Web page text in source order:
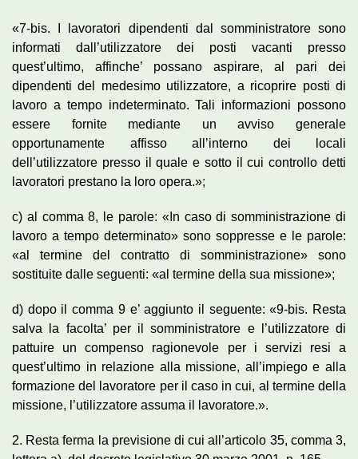
«7-bis. I lavoratori dipendenti dal somministratore sono
informati dall’utilizzatore dei posti vacanti presso
quest’ultimo, affinche’ possano aspirare, al pari dei
dipendenti del medesimo utilizzatore, a ricoprire posti di
lavoro a tempo indeterminato. Tali informazioni possono
essere fornite mediante un avviso generale
opportunamente affisso all’interno dei locali
dell’utilizzatore presso il quale e sotto il cui controllo detti
lavoratori prestano la loro opera.»;
c) al comma 8, le parole: «In caso di somministrazione di
lavoro a tempo determinato» sono soppresse e le parole:
«al termine del contratto di somministrazione» sono
sostituite dalle seguenti: «al termine della sua missione»;
d) dopo il comma 9 e’ aggiunto il seguente: «9-bis. Resta
salva la facolta’ per il somministratore e l’utilizzatore di
pattuire un compenso ragionevole per i servizi resi a
quest’ultimo in relazione alla missione, all’impiego e alla
formazione del lavoratore per il caso in cui, al termine della
missione, l’utilizzatore assuma il lavoratore.».
2. Resta ferma la previsione di cui all’articolo 35, comma 3,